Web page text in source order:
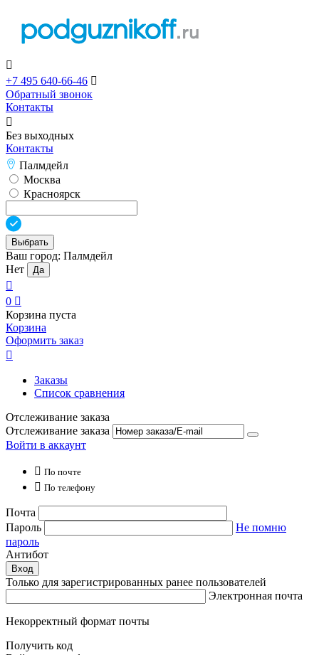

+7 495 640-66-46 
Обратный звонок
Контакты

Без выходных
Контакты
Палмдейл
Москва
Красноярск
Выбрать
Ваш город: Палмдейл
Нет
Да

0 
Корзина пуста
Корзина
Оформить заказ

Заказы
Список сравнения
Отслеживание заказа
Отслеживание заказа
Войти в аккаунт
 По почте
 По телефону
Почта
Пароль
Не помню
пароль
Антибот
Вход
Только для зарегистрированных ранее пользователей
Электронная почта
Некорректный формат почты
Получить код